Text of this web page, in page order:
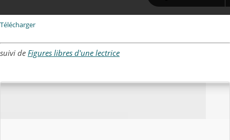
Télécharger
suivi deFigures libres d'une lectrice